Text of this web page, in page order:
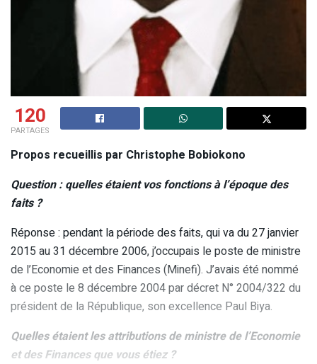
120
PARTAGES
Propos recueillis par Christophe Bobiokono
Question : quelles étaient vos fonctions à l’époque des
faits ?
Réponse : pendant la période des faits, qui va du 27 janvier
2015 au 31 décembre 2006, j’occupais le poste de ministre
de l’Economie et des Finances (Minefi). J’avais été nommé
à ce poste le 8 décembre 2004 par décret N° 2004/322 du
président de la République, son excellence Paul Biya.
Quelles étaient les attributions de ministre de l’Economie
et des Finances que vous étiez ?